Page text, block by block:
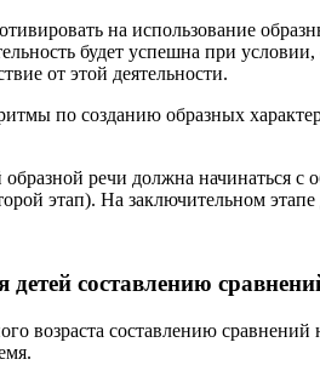
на использование
будет успешна при
от этой деятельности.
по созданию образных
речи должна начинаться с
этап). На заключительном
детей составлению
возраста составлению